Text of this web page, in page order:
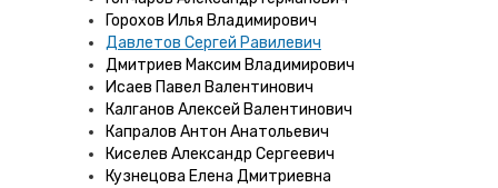
Горохов Илья Владимирович
Давлетов Сергей Равилевич
Дмитриев Максим Владимирович
Исаев Павел Валентинович
Калганов Алексей Валентинович
Капралов Антон Анатольевич
Киселев Александр Сергеевич
Кузнецова Елена Дмитриевна